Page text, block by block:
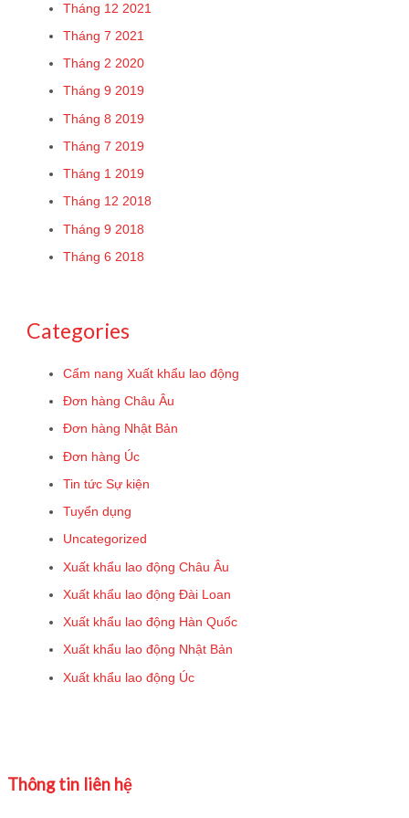
Tháng 12 2021
Tháng 7 2021
Tháng 2 2020
Tháng 9 2019
Tháng 8 2019
Tháng 7 2019
Tháng 1 2019
Tháng 12 2018
Tháng 9 2018
Tháng 6 2018
Categories
Cẩm nang Xuất khẩu lao động
Đơn hàng Châu Âu
Đơn hàng Nhật Bản
Đơn hàng Úc
Tin tức Sự kiện
Tuyển dụng
Uncategorized
Xuất khẩu lao động Châu Âu
Xuất khẩu lao động Đài Loan
Xuất khẩu lao động Hàn Quốc
Xuất khẩu lao động Nhật Bản
Xuất khẩu lao động Úc
Thông tin liên hệ